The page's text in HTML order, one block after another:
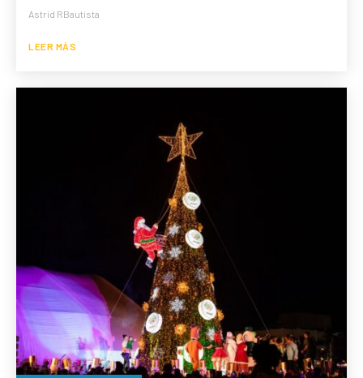
Astrid RBautista
LEER MÁS